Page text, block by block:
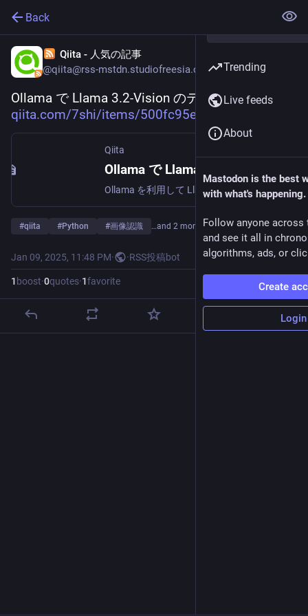
Back
Qiita - 人気の記事
@qiita@rss-mstdn.studiofreesia.com
Ollama で Llama 3.2-Vision のテストと翻訳
qiita.com/7shi/items/500fc95ec
Qiita
Ollama を利用して Llama3.2-Vision で画像を分析し、Aya Expanse で日本語に翻訳します。準備Ollama をインストールして、モデルを pull してください。…
#qiita #Python #画像認識 …and 2 more
Jan 09, 2025, 11:48 PM· ·RSS投稿bot
1 boost·0quotes·1favorite
Trending
Live feeds
About
Mastodon is the best
with what's happening.
Follow anyone across
and see it all in
algorithms, ads, or
Create
Login